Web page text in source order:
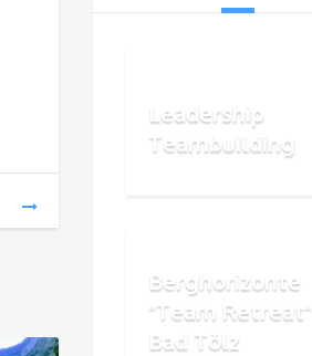
Leadership
Teambuilding
Berghorizonte
"Team Retreat"
Bad Tölz